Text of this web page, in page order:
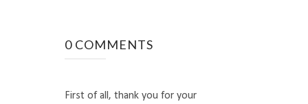
0 COMMENTS
First of all, thank you for your